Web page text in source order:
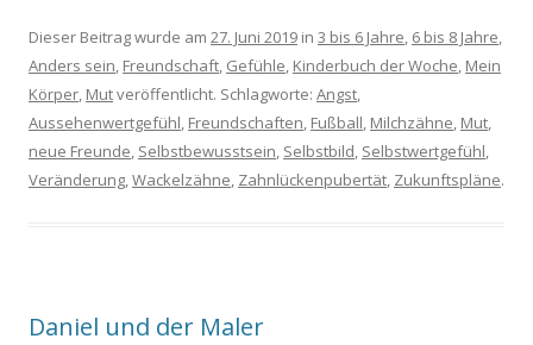
Dieser Beitrag wurde am 27. Juni 2019 in 3 bis 6 Jahre, 6 bis 8 Jahre,
Anders sein, Freundschaft, Gefühle, Kinderbuch der Woche, Mein
Körper, Mutveröffentlicht. Schlagworte: Angst,
Aussehenwertgefühl, Freundschaften, Fußball, Milchzähne, Mut,
neue Freunde, Selbstbewusstsein, Selbstbild, Selbstwertgefühl,
Veränderung,Wackelzähne, Zahnlückenpubertät, Zukunftspläne.
Daniel und der Maler